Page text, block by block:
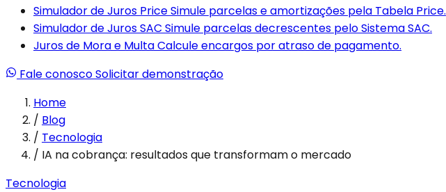
Simulador de Juros PriceSimule parcelas e amortizações pela Tabela Price.
Simulador de Juros SAC Simule parcelas decrescentes pelo Sistema SAC.
Juros de Mora e MultaCalcule encargos por atraso de pagamento.
Fale conoscoSolicitar demonstração
Home
/ Blog
/ Tecnologia
/ IA na cobrança: resultados que transformam o mercado
Tecnologia